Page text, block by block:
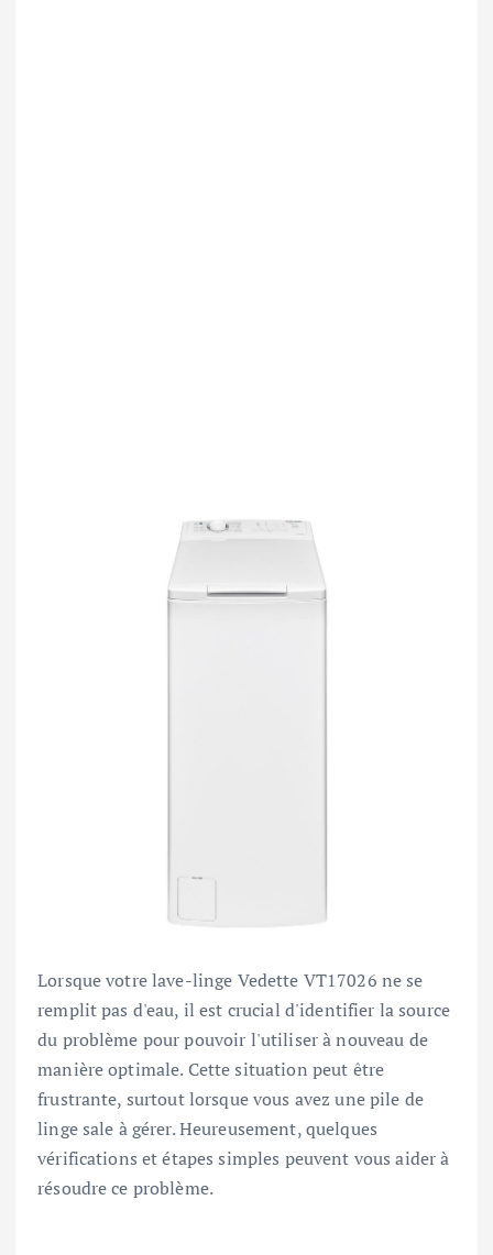
Lorsque votre lave-linge Vedette VT17026 ne se
remplit pas d'eau, il est crucial d'identifier la source
du problème pour pouvoir l'utiliser à nouveau de
manière optimale. Cette situation peut être
frustrante, surtout lorsque vous avez une pile de
linge sale à gérer. Heureusement, quelques
vérifications et étapes simples peuvent vous aider à
résoudre ce problème.